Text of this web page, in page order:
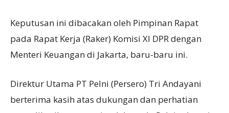
Keputusan ini dibacakan oleh Pimpinan Rapat
pada Rapat Kerja (Raker) Komisi XI DPR dengan
Menteri Keuangan di Jakarta, baru-baru ini.
Direktur Utama PT Pelni (Persero) Tri Andayani
berterima kasih atas dukungan dan perhatian